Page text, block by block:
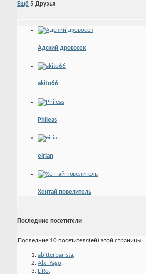
Ещё 5 Друзья
Адский дровосек
akito66
Phileas
eirian
Хентай повелитель
Последние посетители
Последние 10 посетителя(ей) этой страницы:
abitterbarista,
Alx_Yago,
LiRo,